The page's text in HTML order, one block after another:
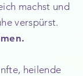
machst und
verspürst.
heilende